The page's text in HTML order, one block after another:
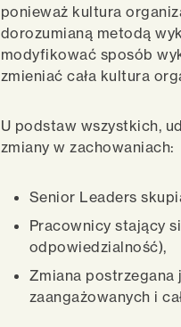
ponieważ kultura
dorozumianą metodą
modyfikować sposób
zmieniać cała kultura
U podstaw wszystkich,
zmiany w zachowaniach:
Senior Leaders
Pracownicy stający
odpowiedzialność),
Zmiana
zaangażowanych i